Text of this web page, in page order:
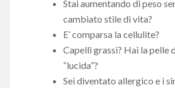
Stai aumentando di peso
cambiato stile di vita?
E’ comparsa la cellulite?
Capelli grassi? Hai la pelle
“lucida”?
Sei diventato allergico e i